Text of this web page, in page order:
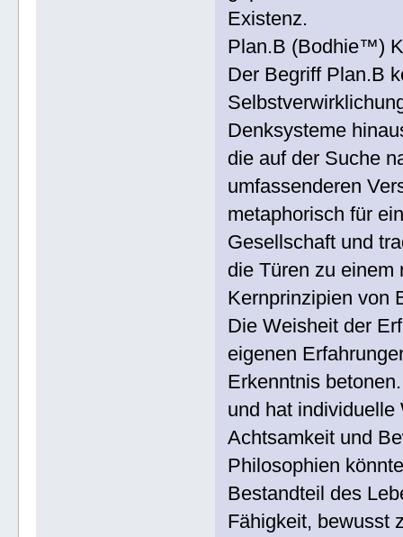
Existenz.
Plan.B (Bodhie™)
Der Begriff Plan.B
Denksysteme
die auf der Suche
umfassenderen
metaphorisch für
Gesellschaft und
die Türen zu einem
Kernprinzipien von
Die Weisheit der
eigenen
Erkenntnis
und hat individuelle
Achtsamkeit und
Philosophien
Bestandteil des
Fähigkeit, bewusst